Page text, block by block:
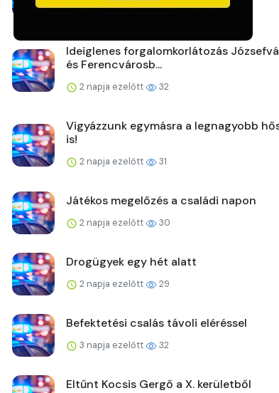
2 napja ezelőtt 40
Ideiglenes forgalomkorlátozás
és Ferencvárosb...
2 napja ezelőtt 32
Vigyázzunk egymásra a legnagyobb
is!
2 napja ezelőtt 31
Játékos megelőzés a családi napon
2 napja ezelőtt 30
Drogügyek egy hét alatt
2 napja ezelőtt 29
Befektetési csalás távoli eléréssel
3 napja ezelőtt 32
Eltűnt Kocsis Gergő a X. kerületből